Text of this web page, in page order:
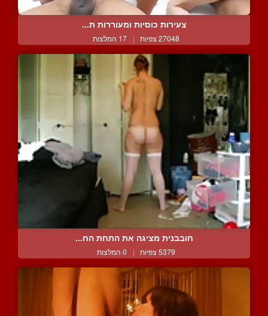
צעירות כוסיות ומעוררות ת...
27048 צפיות | 17 המלצות
חובבנית מציגה את התחת הח...
5379 צפיות | 0 המלצות